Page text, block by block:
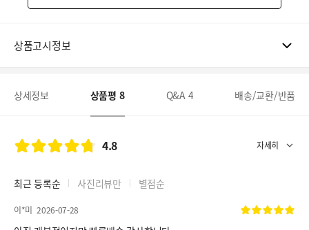
상품고시정보
상세정보 상품평 8 Q&A 4 배송/교환/반품
4.8
최근 등록순 사진리뷰만 별점순
이*미 2026-07-28